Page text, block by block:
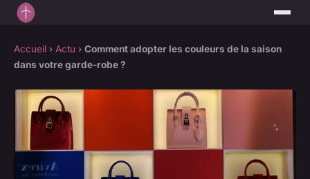
Accueil › Actu › Comment adopter les couleurs de la saison
dans votre garde-robe ?